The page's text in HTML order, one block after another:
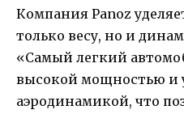
Компания Panoz
только весу, но и
«Самый легкий
высокой мощностью и
аэродинамикой, что